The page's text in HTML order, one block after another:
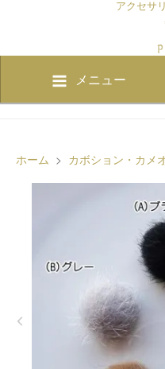
アクセサ
メニュー
ホーム > カボション・カメ